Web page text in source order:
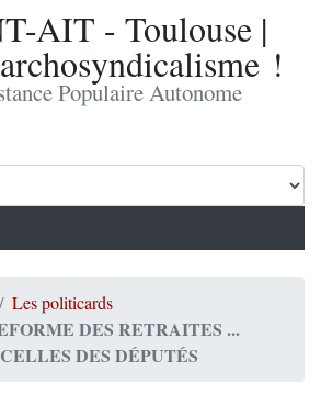
AIT - Toulouse |
!
Populaire Autonome
Les politicards
DES RETRAITES ...
DES DÉPUTÉS